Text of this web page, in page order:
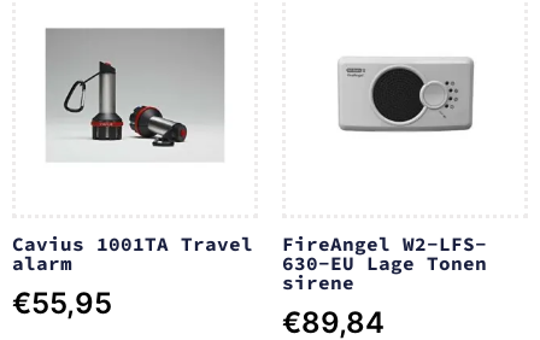
Cavius 1001TA Travel
alarm
€55,95
FireAngel W2-LFS-
630-EU Lage Tonen
sirene
€89,84